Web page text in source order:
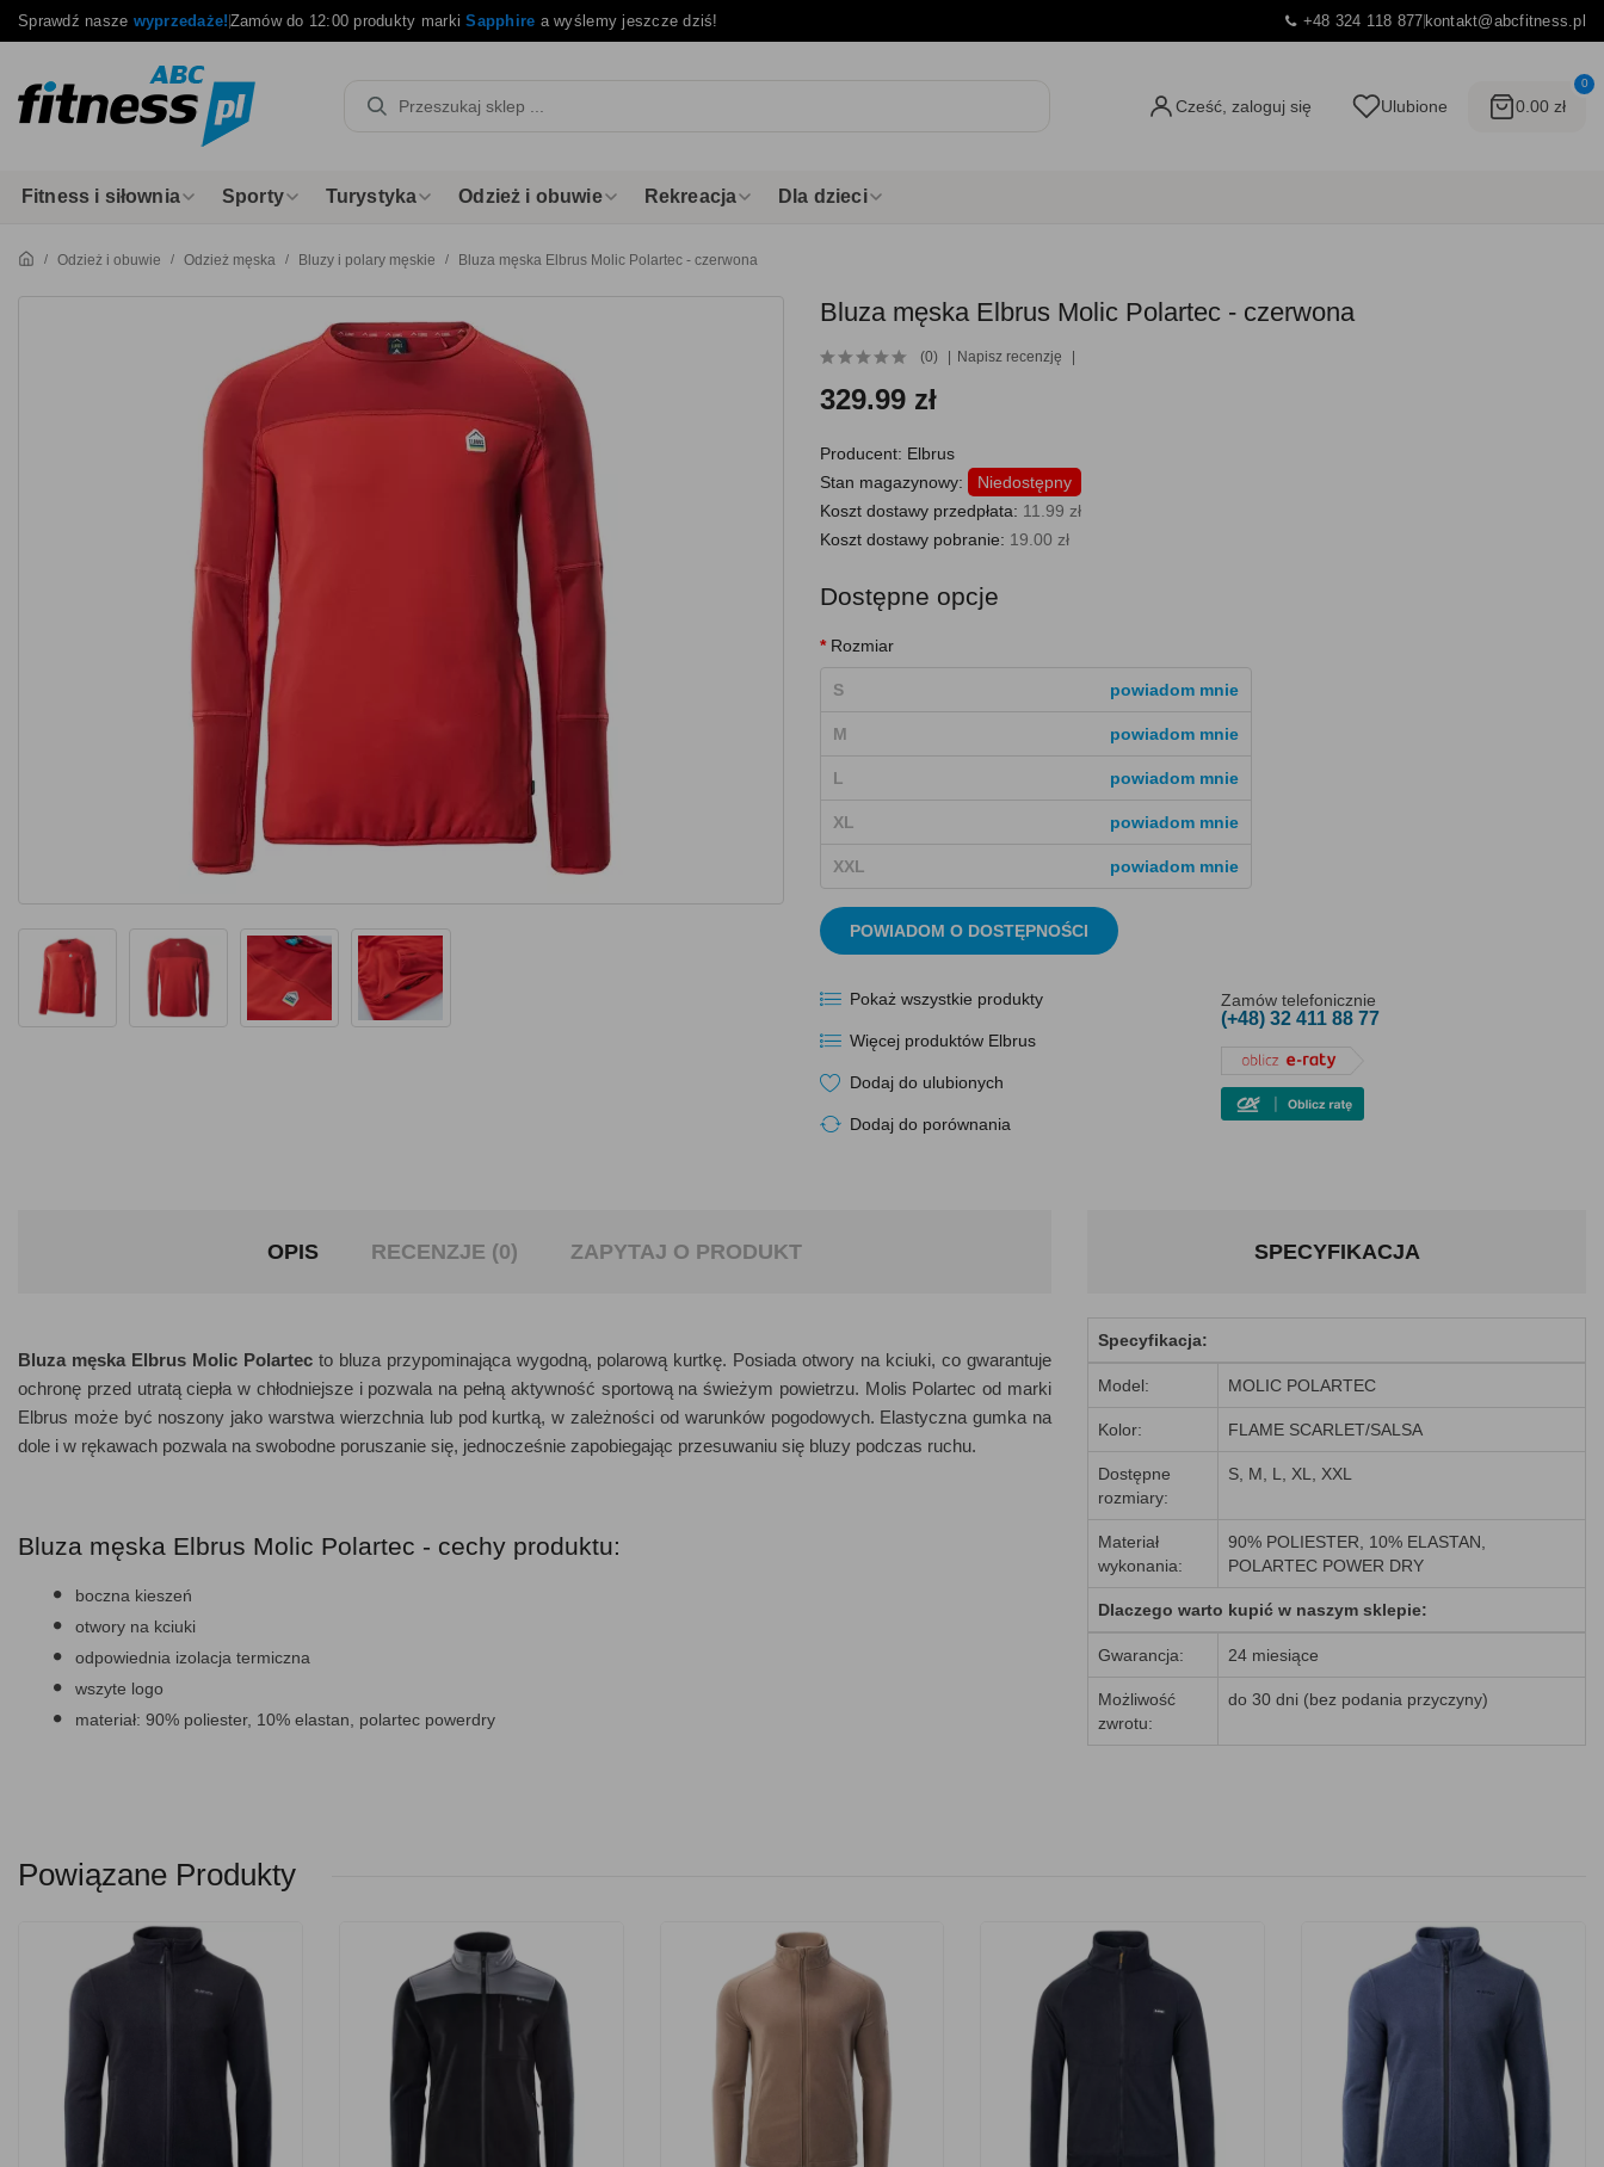
Sprawdź nasze wyprzedaże!Zamów do 12:00 produkty markiSapphire a wyślemy jeszcze dziś! +48 324 118 877kontakt@abcfitness.pl
Cześć, zaloguj się Ulubione
0
0.00 zł
Fitness i siłownia Sporty Turystyka Odzież i obuwie Rekreacja Dla dzieci
Odzież i obuwie Odzież męska Bluzy i polary męskie Bluza męska Elbrus Molic Polartec - czerwona
Bluza męska Elbrus Molic Polartec - czerwona
(0) Napisz recenzję
329.99 zł
Producent: Elbrus
Stan magazynowy:
Niedostępny
Koszt dostawy przedpłata: 11.99 zł
Koszt dostawy pobranie: 19.00 zł
Dostępne opcje
Rozmiar
S powiadom mnie
M powiadom mnie
L powiadom mnie
XL powiadom mnie
XXL powiadom mnie
POWIADOM O DOSTĘPNOŚCI
Pokaż wszystkie produkty
Więcej produktów Elbrus
Dodaj do ulubionych
Dodaj do porównania
Zamów telefonicznie
(+48) 32 411 88 77
OPIS RECENZJE (0) ZAPYTAJ O PRODUKT
Bluza męska Elbrus Molic Polartecto bluza przypominająca wygodną, polarową kurtkę. Posiada otwory na kciuki, co gwarantuje
ochronę przed utratą ciepła w chłodniejsze i pozwala na pełną aktywność sportową na świeżym powietrzu. Molis Polartec od marki
Elbrus może być noszony jako warstwa wierzchnia lub pod kurtką, w zależności od warunków pogodowych. Elastyczna gumka na
dole i w rękawach pozwala na swobodne poruszanie się, jednocześnie zapobiegając przesuwaniu się bluzy podczas ruchu.
Bluza męska Elbrus Molic Polartec - cechy produktu:
boczna kieszeń
otwory na kciuki
odpowiednia izolacja termiczna
wszyte logo
materiał: 90% poliester, 10% elastan, polartec powerdry
SPECYFIKACJA
Specyfikacja:
Model: MOLIC POLARTEC
Kolor: FLAME SCARLET/SALSA
Dostępne
rozmiary:
S, M, L, XL, XXL
Materiał
wykonania:
90% POLIESTER, 10% ELASTAN,
POLARTEC POWER DRY
Dlaczego warto kupić w naszym sklepie:
Gwarancja: 24 miesiące
Możliwość
zwrotu:
do 30 dni (bez podania przyczyny)
Powiązane Produkty